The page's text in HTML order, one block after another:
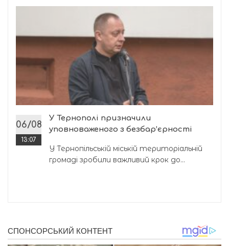
06/08
13:07
У Тернополі призначили
уповноваженого з безбар’єрності
У Тернопільській міській територіальній
громаді зробили важливий крок до...